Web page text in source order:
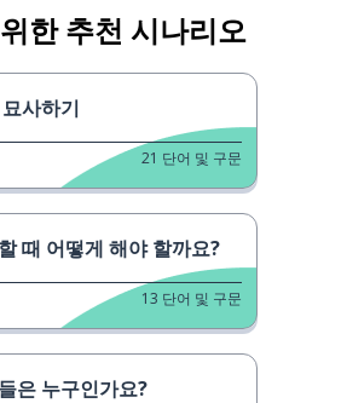
한 추천 시나리오
사하기
21 단어 및 구문
때 어떻게 해야 할까요?
13 단어 및 구문
은 누구인가요?